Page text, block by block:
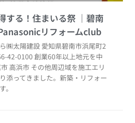
する！住まいる祭
㈱太陽建設 愛知県碧南市浜尾町2
42-0100 創業60年以上地元を中
高浜市 その他周辺域を施工エリ
添ってきました。新築・リフォー
。